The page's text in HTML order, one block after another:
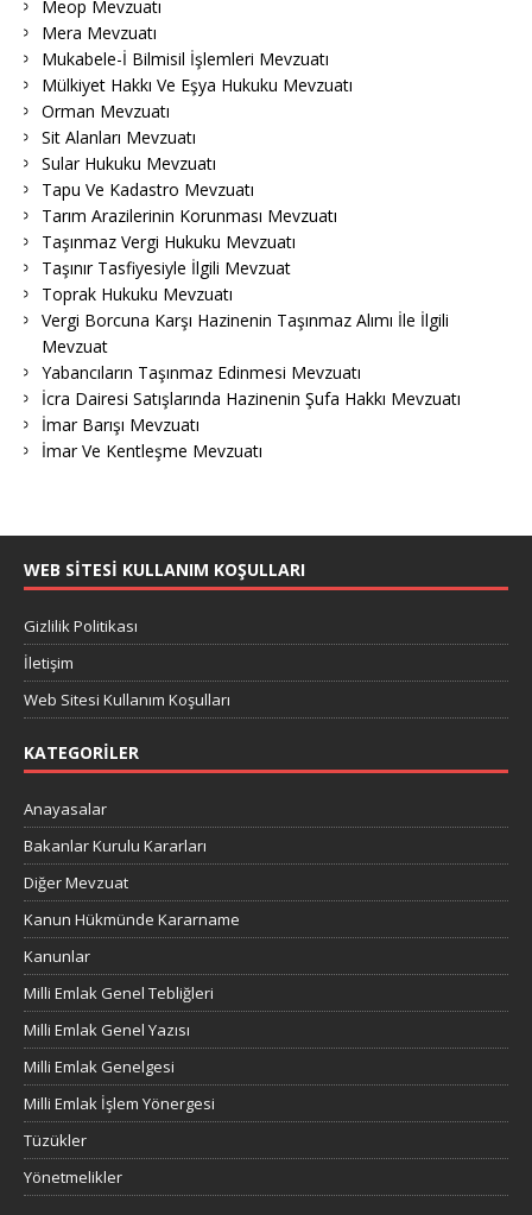
Meop Mevzuatı
Mera Mevzuatı
Mukabele-İ Bilmisil İşlemleri Mevzuatı
Mülkiyet Hakkı Ve Eşya Hukuku Mevzuatı
Orman Mevzuatı
Sit Alanları Mevzuatı
Sular Hukuku Mevzuatı
Tapu Ve Kadastro Mevzuatı
Tarım Arazilerinin Korunması Mevzuatı
Taşınmaz Vergi Hukuku Mevzuatı
Taşınır Tasfiyesiyle İlgili Mevzuat
Toprak Hukuku Mevzuatı
Vergi Borcuna Karşı Hazinenin Taşınmaz Alımı İle İlgili
Mevzuat
Yabancıların Taşınmaz Edinmesi Mevzuatı
İcra Dairesi Satışlarında Hazinenin Şufa Hakkı Mevzuatı
İmar Barışı Mevzuatı
İmar Ve Kentleşme Mevzuatı
WEB SITESI KULLANIM KOŞULLARI
Gizlilik Politikası
İletişim
Web Sitesi Kullanım Koşulları
KATEGORILER
Anayasalar
Bakanlar Kurulu Kararları
Diğer Mevzuat
Kanun Hükmünde Kararname
Kanunlar
Milli Emlak Genel Tebliğleri
Milli Emlak Genel Yazısı
Milli Emlak Genelgesi
Milli Emlak İşlem Yönergesi
Tüzükler
Yönetmelikler